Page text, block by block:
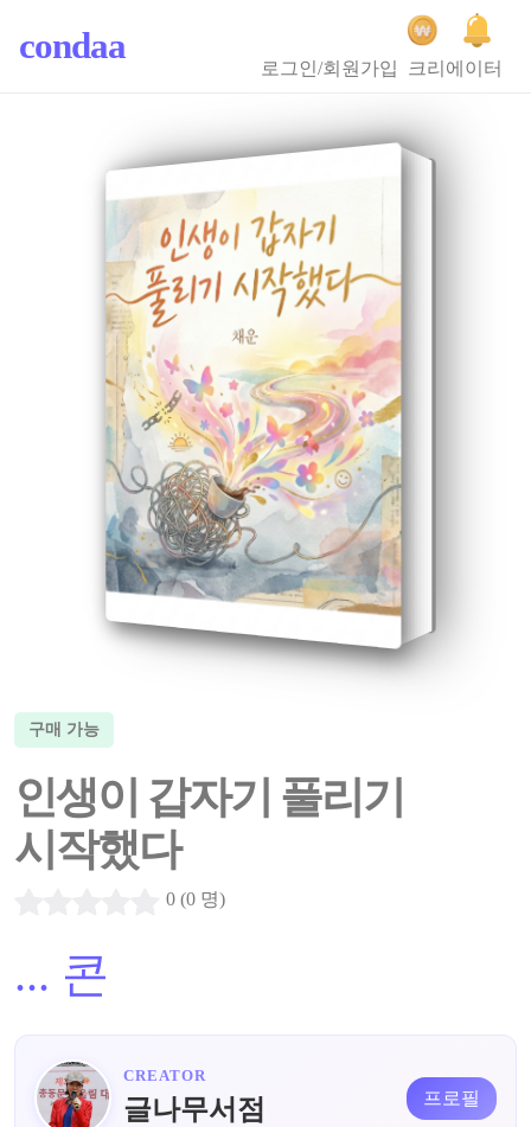
condaa
로그인/회원가입 크리에이터
구매 가능
인생이 갑자기 풀리기
시작했다
0 (0 명)
... 콘
CREATOR
글나무서점 프로필